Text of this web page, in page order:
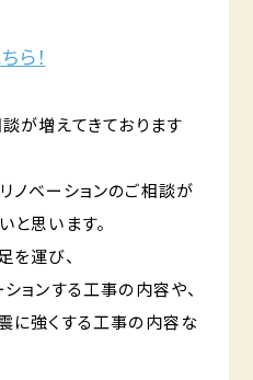
ら！
が増えてきております
ノベーションのご相談が
思います。
を運び、
ョンする工事の内容や、
に強くする工事の内容な